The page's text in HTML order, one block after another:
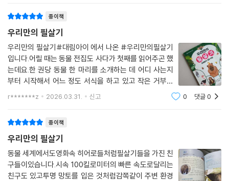
종이책
우리만의 필살기
우리만의 필살기#대림아이 에서 나온 #우리만의필살기
입니다.어릴 때는 동물 전집도 사다가 첫째를 읽어주곤 했
는데요.한 권당 동물 한 마리를 소개하는 데 어디 사는지
부터 시작해서 어느 정도 서식을 하고 있고 작은 거부터
큰 거까지 다 잇다 보니 읽어주는 저도 바쁘고 듣는 딸아
r*******z 2026.03.31. 신고 0 댓글0
종이책
우리만의 필살기
동물 세계에서도영화속 히어로들처럼필살기들을 가진 친
구들이있습니다.시속 100킬로미터의 빠른 속도로달리는
친구도 있고투명 망토를 입은 것처럼감쪽같이 주변 환경